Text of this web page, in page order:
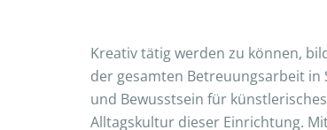
Kreativ tätig werden zu können,
der gesamten Betreuungsarbeit in
und Bewusstsein für
Alltagskultur dieser Einrichtung.